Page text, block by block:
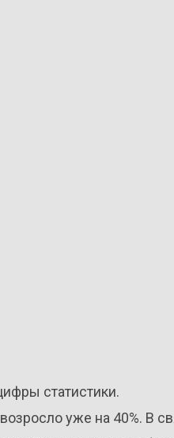
статистики.
уже на 40%. В